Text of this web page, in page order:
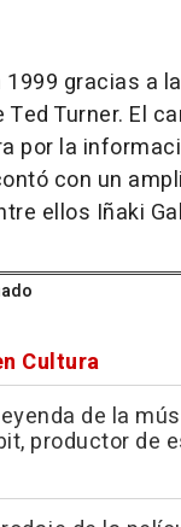
1999 gracias a
Ted Turner. El
por la
con un
ellos Iñaki
Cultura
de la
productor de